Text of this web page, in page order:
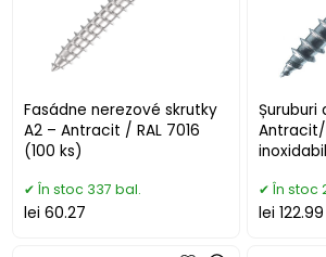
Fasádne nerezové skrutky
A2 – Antracit / RAL 7016
(100 ks)
În stoc 337 bal.
lei 60.27
Șuruburi
Antracit/
În stoc
lei 122.99